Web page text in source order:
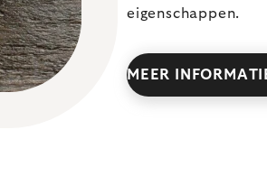
eigenschappen.
MEER